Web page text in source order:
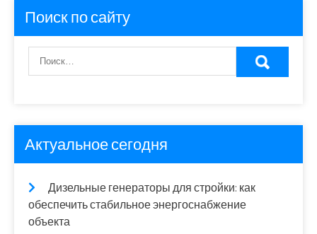
Поиск по сайту
Актуальное сегодня
Дизельные генераторы для стройки: как
обеспечить стабильное энергоснабжение
объекта